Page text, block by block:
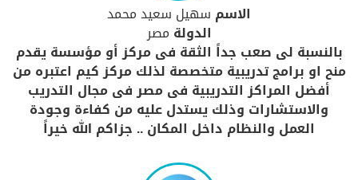
الاسم سهيل سعيد محمد
الدولة مصر
بالنسبة لى صعب جداً الثقة فى مركز أو مؤسسة يقدم
منح او برامج تدريبية متخصصة لذلك مركز كيم اعتبره من
أفضل المراكز التدريبية فى مصر فى مجال التدريب
والاستشارات وذلك يستدل عليه من كفاءة وجودة
العمل والنظام داخل المكان .. جزاكم الله خيراً